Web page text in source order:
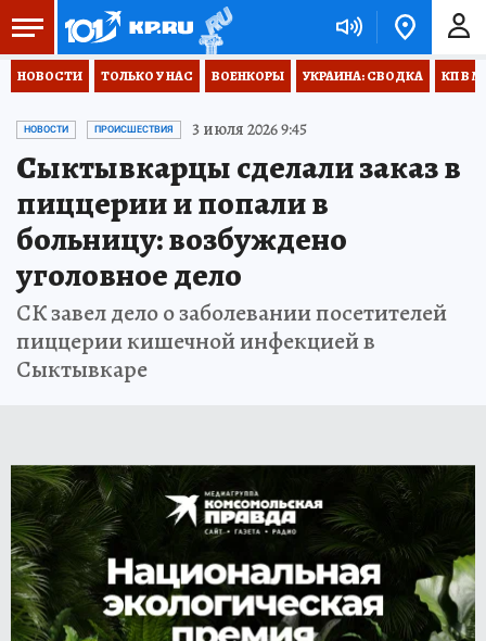
НОВОСТИ ТОЛЬКО У НАС ВОЕНКОРЫ УКРАИНА: СВОДКА КП В
НОВОСТИ ПРОИСШЕСТВИЯ 3 июля 2026 9:45
Сыктывкарцы сделали заказ в
пиццерии и попали в
больницу: возбуждено
уголовное дело
СК завел дело о заболевании посетителей
пиццерии кишечной инфекцией в
Сыктывкаре